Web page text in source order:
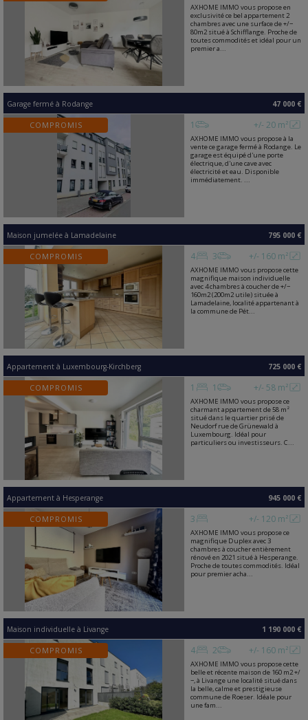
AXHOME IMMO vous propose en
exclusivité ce bel appartement 2
chambres avec une surface de +/−
80m2 situé à Schifflange. Proche de
toutes commodités et idéal pour un
premier a...
Garage fermé à Rodange 47 000 €
COMPROMIS +/- 20 m²
1
AXHOME IMMO vous propose à la
vente ce garage fermé à Rodange. Le
garage est équipé d'une porte
électrique, d'une cave avec
électricité et eau. Disponible
immédiatement. ...
Maison jumelée à Lamadelaine 795 000 €
COMPROMIS +/- 160 m²
4 3
AXHOME IMMO vous propose cette
magnifique maison individuelle
avec 4 chambres à coucher de +/−
160m2 (200m2 utile) située à
Lamadelaine, localité appartenant à
la commune de Pét...
Appartement à Luxembourg-Kirchberg 725 000 €
COMPROMIS +/- 58 m²
1 1
AXHOME IMMO vous propose ce
charmant appartement de 58 m²
situé dans le quartier prisé de
Neudorf rue de Grünewald à
Luxembourg. Idéal pour
particuliers ou investisseurs. C...
Appartement à Hesperange 945 000 €
COMPROMIS +/- 120 m²
3
AXHOME IMMO vous propose ce
magnifique Duplex avec 3
chambres à coucher entièrement
rénové en 2021 situé à Hesperange.
Proche de toutes commodités. Idéal
pour premier acha...
Maison individuelle à Livange 1 190 000 €
COMPROMIS +/- 160 m²
4 2
AXHOME IMMO vous propose cette
belle et récente maison de 160 m2 +/
−, à Livange une localité situé dans
la belle, calme et prestigieuse
commune de Roeser. Idéale pour
une fam...